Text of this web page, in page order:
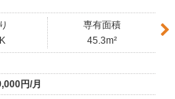
専有面積
45.3m²
円/月